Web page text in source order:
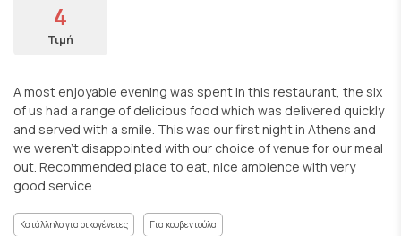
4
Τιμή
A most enjoyable evening was spent in this restaurant, the six
of us had a range of delicious food which was delivered quickly
and served with a smile. This was our first night in Athens and
we weren’t disappointed with our choice of venue for our meal
out. Recommended place to eat, nice ambience with very
good service.
Κατάλληλο για οικογένειες Για κουβεντούλα